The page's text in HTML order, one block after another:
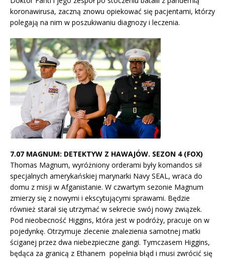
koronawirusa, zaczną znowu opiekować się pacjentami, którzy
polegają na nim w poszukiwaniu diagnozy i leczenia.
7.07 MAGNUM: DETEKTYW Z HAWAJÓW. SEZON 4 (FOX)
Thomas Magnum, wyróżniony orderami były komandos sił
specjalnych amerykańskiej marynarki Navy SEAL, wraca do
domu z misji w Afganistanie. W czwartym sezonie Magnum
zmierzy się z nowymi i ekscytującymi sprawami. Będzie
również starał się utrzymać w sekrecie swój nowy związek.
Pod nieobecność Higgins, która jest w podróży, pracuje on w
pojedynkę. Otrzymuje zlecenie znalezienia samotnej matki
ściganej przez dwa niebezpieczne gangi. Tymczasem Higgins,
będąca za granicą z Ethanem popełnia błąd i musi zwrócić się